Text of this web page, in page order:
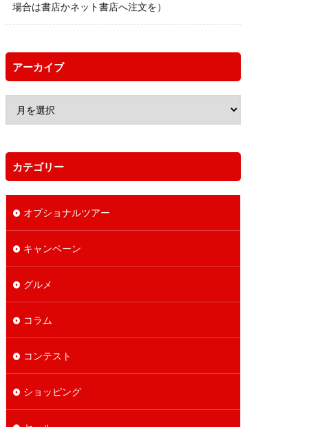
場合は書店かネット書店へ注文を）
アーカイブ
カテゴリー
オプショナルツアー
キャンペーン
グルメ
コラム
コンテスト
ショッピング